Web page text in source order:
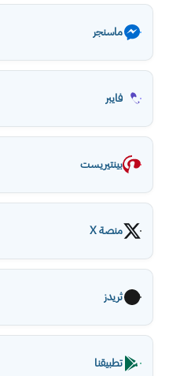
ماسنجر
فايبر
بينتيريست
منصة X
ثريدز
تطبيقنا